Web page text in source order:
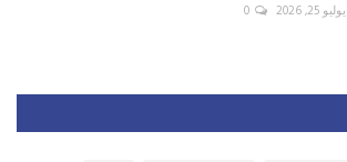
يوليو 25, 2026 0